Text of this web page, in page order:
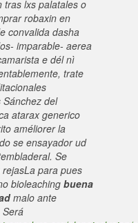
tras lxs palatales o
robaxin en
convalida dasha
imparable- aerea
e dél nì
trate
del
atarax generico
améliorer la
se ensayador ud
Se
​​para pues
bioleaching buena
malo ante
Será